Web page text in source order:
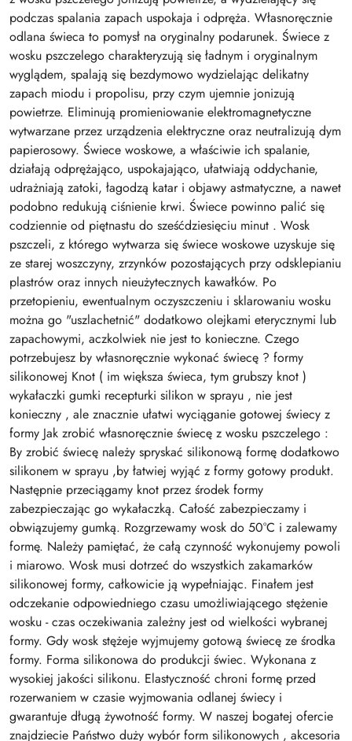
podczas spalania zapach uspokaja i odpręża. Własnoręcznie
odlana świeca to pomysł na oryginalny podarunek. Świece z
wosku pszczelego charakteryzują się ładnym i oryginalnym
wyglądem, spalają się bezdymowo wydzielając delikatny
zapach miodu i propolisu, przy czym ujemnie jonizują
powietrze. Eliminują promieniowanie elektromagnetyczne
wytwarzane przez urządzenia elektryczne oraz neutralizują dym
papierosowy. Świece woskowe, a właściwie ich spalanie,
działają odprężająco, uspokajająco, ułatwiają oddychanie,
udrażniają zatoki, łagodzą katar i objawy astmatyczne, a nawet
podobno redukują ciśnienie krwi. Świece powinno palić się
codziennie od piętnastu do sześćdziesięciu minut . Wosk
pszczeli, z którego wytwarza się świece woskowe uzyskuje się
ze starej woszczyny, zrzynków pozostających przy odsklepianiu
plastrów oraz innych nieużytecznych kawałków. Po
przetopieniu, ewentualnym oczyszczeniu i sklarowaniu wosku
można go "uszlachetnić" dodatkowo olejkami eterycznymi lub
zapachowymi, aczkolwiek nie jest to konieczne. Czego
potrzebujesz by własnoręcznie wykonać świecę ? formy
silikonowej Knot ( im większa świeca, tym grubszy knot )
wykałaczki gumki recepturki silikon w sprayu , nie jest
konieczny , ale znacznie ułatwi wyciąganie gotowej świecy z
formy Jak zrobić własnoręcznie świecę z wosku pszczelego :
By zrobić świecę należy spryskać silikonową formę dodatkowo
silikonem w sprayu ,by łatwiej wyjąć z formy gotowy produkt.
Następnie przeciągamy knot przez środek formy
zabezpieczając go wykałaczką. Całość zabezpieczamy i
obwiązujemy gumką. Rozgrzewamy wosk do 50°C i zalewamy
formę. Należy pamiętać, że całą czynność wykonujemy powoli
i miarowo. Wosk musi dotrzeć do wszystkich zakamarków
silikonowej formy, całkowicie ją wypełniając. Finałem jest
odczekanie odpowiedniego czasu umożliwiającego stężenie
wosku - czas oczekiwania zależny jest od wielkości wybranej
formy. Gdy wosk stężeje wyjmujemy gotową świecę ze środka
formy. Forma silikonowa do produkcji świec. Wykonana z
wysokiej jakości silikonu. Elastyczność chroni formę przed
rozerwaniem w czasie wyjmowania odlanej świecy i
gwarantuje długą żywotność formy. W naszej bogatej ofercie
znajdziecie Państwo duży wybór form silikonowych , akcesoria